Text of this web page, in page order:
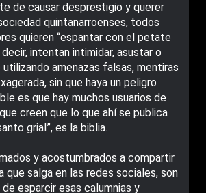
de causar desprestigio y querer
quintanarroenses, todos
quieren “espantar con el petate
intentan intimidar, asustar o
amenazas falsas, mentiras
sin que haya un peligro
es que hay muchos usuarios de
creen que lo que ahí se publica
grial”, es la biblia.
y acostumbrados a compartir
que salga en las redes sociales, son
esparcir esas calumnias y